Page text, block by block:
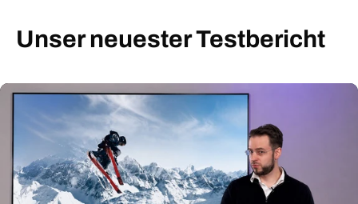
Unser neuester Testbericht